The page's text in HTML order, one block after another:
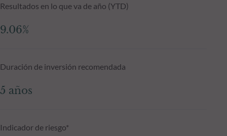
Resultados en lo que va de año (YTD)
9.06%
Duración de inversión recomendada
5 años
Indicador de riesgo*